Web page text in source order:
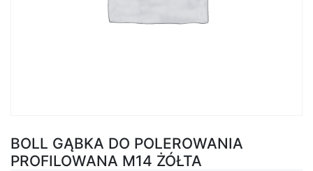
BOLL GĄBKA DO POLEROWANIA
PROFILOWANA M14 ŻÓŁTA